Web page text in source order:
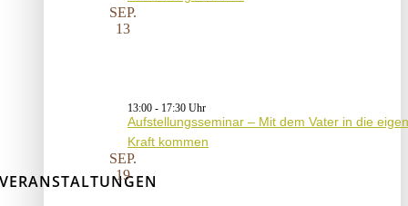
SEP.
13
13:00 - 17:30
Aufstellungsseminar – Mit dem Vater in die
Kraft kommen
SEP.
19
VERANSTALTUNGEN